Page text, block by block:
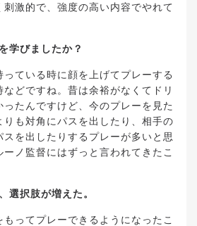
激的で、強度の高い内容でやれて
学びましたか？
ている時に顔を上げてプレーする
どですね。昔は余裕がなくてドリ
たんですけど、今のプレーを見た
りも対角にパスを出したり、相手の
スを出したりするプレーが多いと思
ノ監督にはずっと言われてきたこ
選択肢が増えた。
ってプレーできるようになったこ